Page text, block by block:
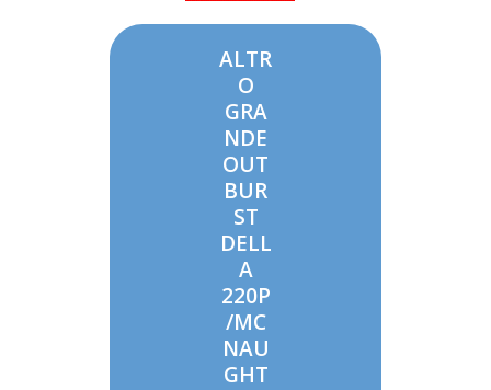
ALTR
O
GRA
NDE
OUT
BUR
ST
DELL
A
220P
/MC
NAU
GHT